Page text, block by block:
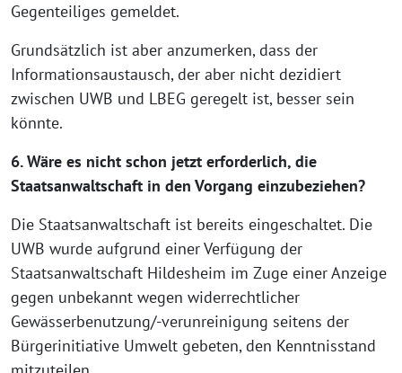
Gegenteiliges gemeldet.
Grundsätzlich ist aber anzumerken, dass der
Informationsaustausch, der aber nicht dezidiert
zwischen UWB und LBEG geregelt ist, besser sein
könnte.
6. Wäre es nicht schon jetzt erforderlich, die
Staatsanwaltschaft in den Vorgang einzubeziehen?
Die Staatsanwaltschaft ist bereits eingeschaltet. Die
UWB wurde aufgrund einer Verfügung der
Staatsanwaltschaft Hildesheim im Zuge einer Anzeige
gegen unbekannt wegen widerrechtlicher
Gewässerbenutzung/-verunreinigung seitens der
Bürgerinitiative Umwelt gebeten, den Kenntnisstand